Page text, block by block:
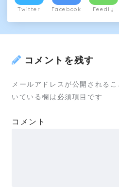
Twitter Facebook Feedly
コメントを残す
メールアドレスが公開されるこ
いている欄は必須項目です
コメント